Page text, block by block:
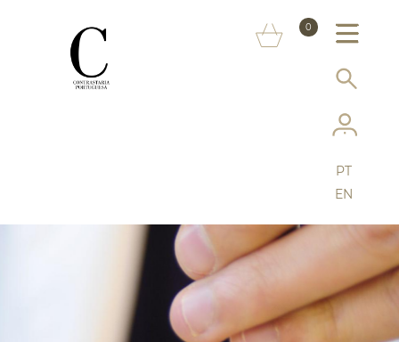
0
SERVIÇOS
MAIS CONTRASTARIA
FAQ
LOJA ONLINE
PT
EN